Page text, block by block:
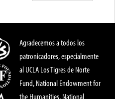
Agradecemos a todos los
patronicadores, especialmente
al UCLA Los Tigres de Norte
Fund, National Endowment for
the Humanities, National